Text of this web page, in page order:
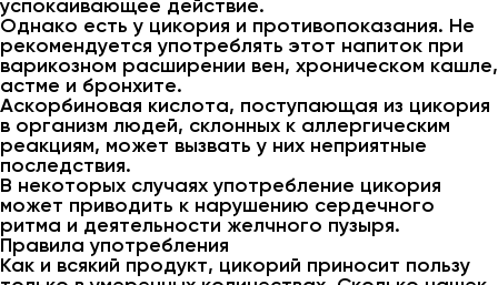
успокаивающее действие.
Однако есть у цикория и противопоказания. Не
рекомендуется употреблять этот напиток при
варикозном расширении вен, хроническом кашле,
астме и бронхите.
Аскорбиновая кислота, поступающая из цикория
в организм людей, склонных к аллергическим
реакциям, может вызвать у них неприятные
последствия.
В некоторых случаях употребление цикория
может приводить к нарушению сердечного
ритма и деятельности желчного пузыря.
Правила употребления
Как и всякий продукт, цикорий приносит пользу